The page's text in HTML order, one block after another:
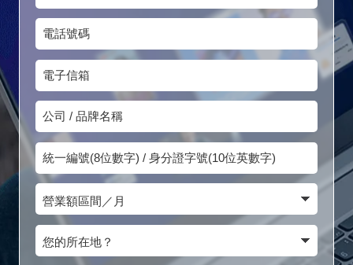
的
名
字
電
話
號
碼
電
子
信
箱
公
司
/
品
牌
名
統
一
編
號
(8
營
業
額
您
的